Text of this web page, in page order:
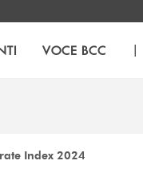
VOCE BCC |
Index 2024